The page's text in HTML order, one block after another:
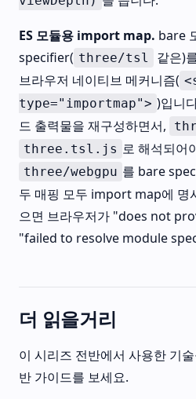
ES 모듈용 import map. bare
specifier( three/tsl
같은)
브라우저 네이티브 메커니즘(
type="importmap"> )입니
드 출력물을 재구성하면서,
three.tsl.js 로 해석되어
three/webgpu 를 bare
두 매핑 모두 import map에 명
으면 브라우저가 "does not
"failed to resolve module
더 읽을거리
이 시리즈 전반에서 사용한 기
반 가이드를 보세요.